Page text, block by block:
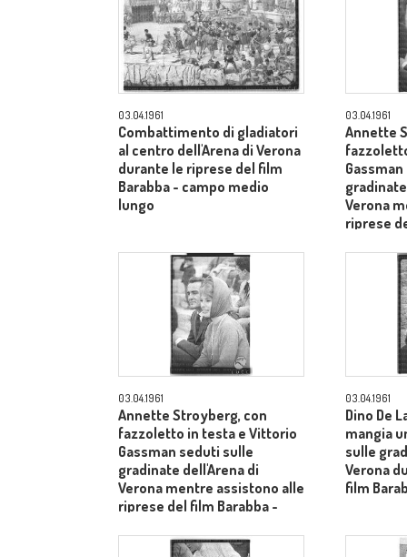
03.04.1961
Combattimento di gladiatori
al centro dell'Arena di Verona
durante le riprese del film
Barabba - campo medio
lungo
03.04.1961
Annette
Verona
riprese
03.04.1961
Annette Stroyberg, con
fazzoletto in testa e Vittorio
Gassman seduti sulle
gradinate dell'Arena di
Verona mentre assistono alle
riprese del film Barabba -
03.04.1961
Dino De
mangia
sulle
Verona
film